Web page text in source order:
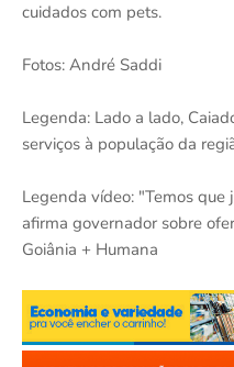
cuidados com pets.
Fotos: André Saddi
Legenda: Lado a lado,
serviços à população da
Legenda vídeo: "Temos que
afirma governador sobre
Goiânia + Humana